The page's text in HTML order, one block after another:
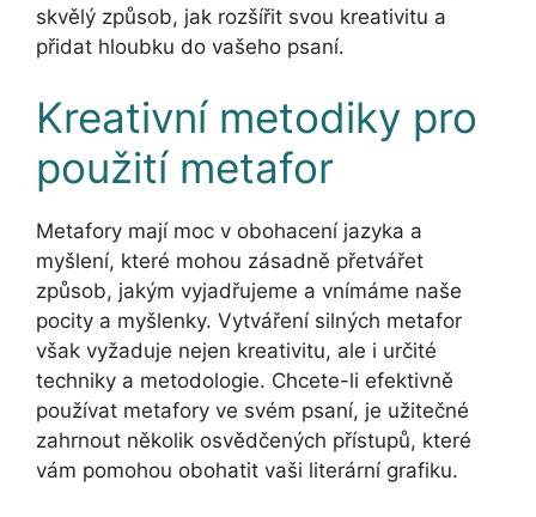
skvělý způsob, jak rozšířit svou kreativitu a
přidat hloubku do vašeho psaní.
Kreativní metodiky pro
použití metafor
Metafory mají moc v obohacení jazyka a
myšlení, které mohou zásadně přetvářet
způsob, jakým vyjadřujeme a vnímáme naše
pocity a myšlenky. Vytváření silných metafor
však vyžaduje nejen kreativitu, ale i určité
techniky a metodologie. Chcete-li efektivně
používat metafory ve svém psaní, je užitečné
zahrnout několik osvědčených přístupů, které
vám pomohou obohatit vaši literární grafiku.